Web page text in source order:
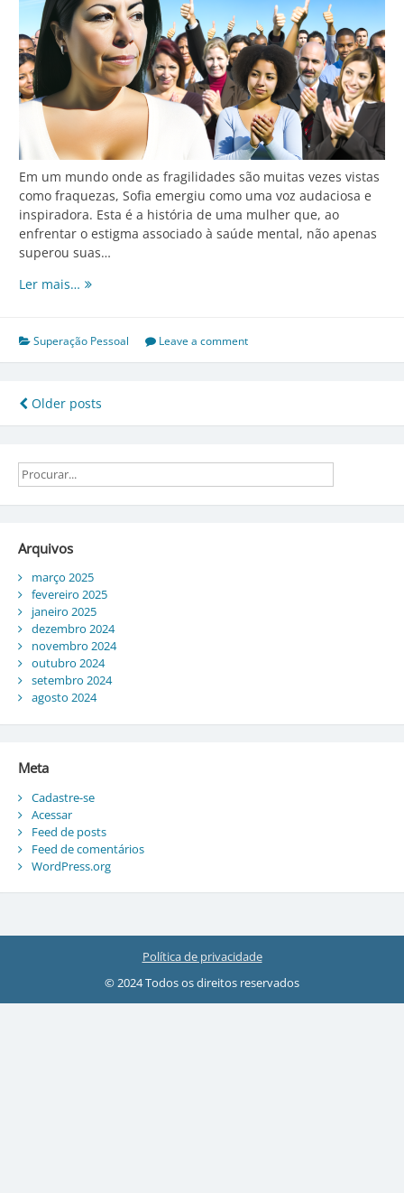
Em um mundo onde as fragilidades são muitas vezes vistas
como fraquezas, Sofia emergiu como uma voz audaciosa e
inspiradora. Esta é a história de uma mulher que, ao
enfrentar o estigma associado à saúde mental, não apenas
superou suas…
Ler mais… Quebrando
luta
de
contra
mental
Superação Pessoal Leave a comment
Navegação
por
posts
Older posts
Arquivos
março 2025
fevereiro 2025
janeiro 2025
dezembro 2024
novembro 2024
outubro 2024
setembro 2024
agosto 2024
Meta
Cadastre-se
Acessar
Feed de posts
Feed de comentários
WordPress.org
Política de privacidade
© 2024 Todos os direitos reservados